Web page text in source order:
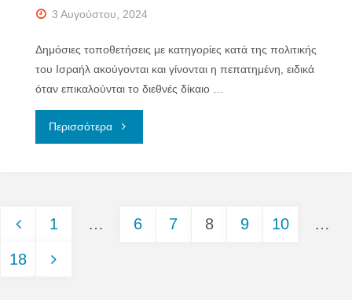
3 Αυγούστου, 2024
Δημόσιες τοποθετήσεις με κατηγορίες κατά της πολιτικής
του Ισραήλ ακούγονται και γίνονται η πεπατημένη, ειδικά
όταν επικαλούνται το διεθνές δίκαιο …
Περισσότερα"ΤΑ
Σελιδοποίηση
1 … 6 7 8 9 10 …
18